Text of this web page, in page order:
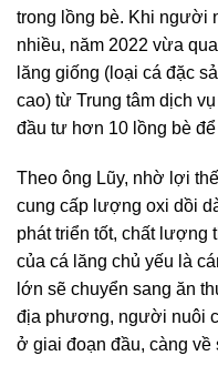
trong lồng bè. Khi người
nhiều, năm 2022 vừa
lăng giống (loại cá đặc
cao) từ Trung tâm dịch
đầu tư hơn 10 lồng bè
Theo ông Lũy, nhờ lợi
cung cấp lượng oxi dồi
phát triển tốt, chất lượng
của cá lăng chủ yếu là
lớn sẽ chuyển sang ăn
địa phương, người nuôi
ở giai đoạn đầu, càng về